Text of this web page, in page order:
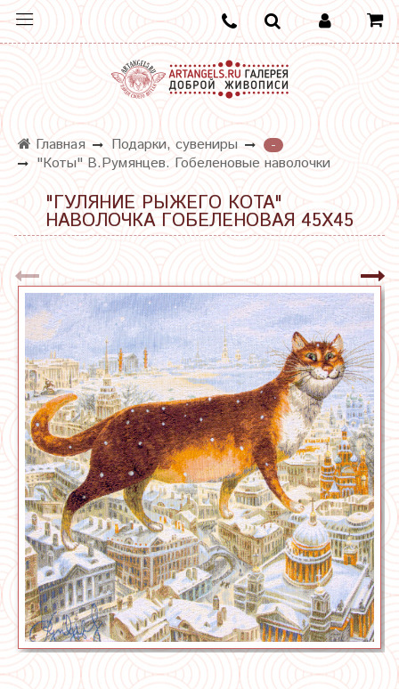
Главная Подарки, сувениры
-
"Коты" В.Румянцев. Гобеленовые наволочки
"ГУЛЯНИЕ РЫЖЕГО КОТА"
НАВОЛОЧКА ГОБЕЛЕНОВАЯ 45Х45